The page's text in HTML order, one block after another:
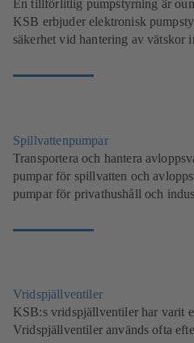
En tillförlitlig pumpstyrning är
KSB erbjuder elektronisk
säkerhet vid hantering av vätskor
Spillvattenpumpar
Transportera och hantera
pumpar för spillvatten och
pumpar för privathushåll och
Vridspjällventiler
KSB:s vridspjällventiler har varit
Vridspjällventiler används ofta